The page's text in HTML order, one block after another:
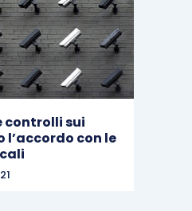
controlli sui
con le